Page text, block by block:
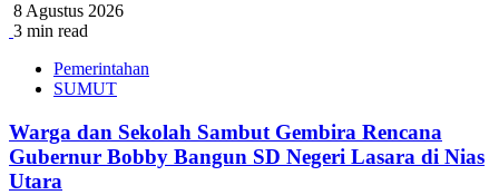
8 Agustus 2026
3 min read
Pemerintahan
SUMUT
Warga dan Sekolah Sambut Gembira Rencana
Gubernur Bobby Bangun SD Negeri Lasara di Nias
Utara